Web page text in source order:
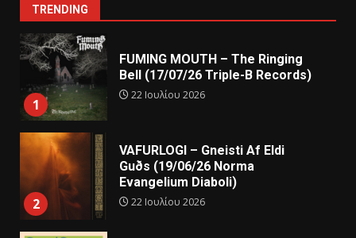
TRENDING
1
FUMING MOUTH – The Ringing
Bell (17/07/26 Triple-B Records)
22 Ιουλίου 2026
2
VAFURLOGI – Gneisti Af Eldi
Guðs (19/06/26 Norma
Evangelium Diaboli)
22 Ιουλίου 2026